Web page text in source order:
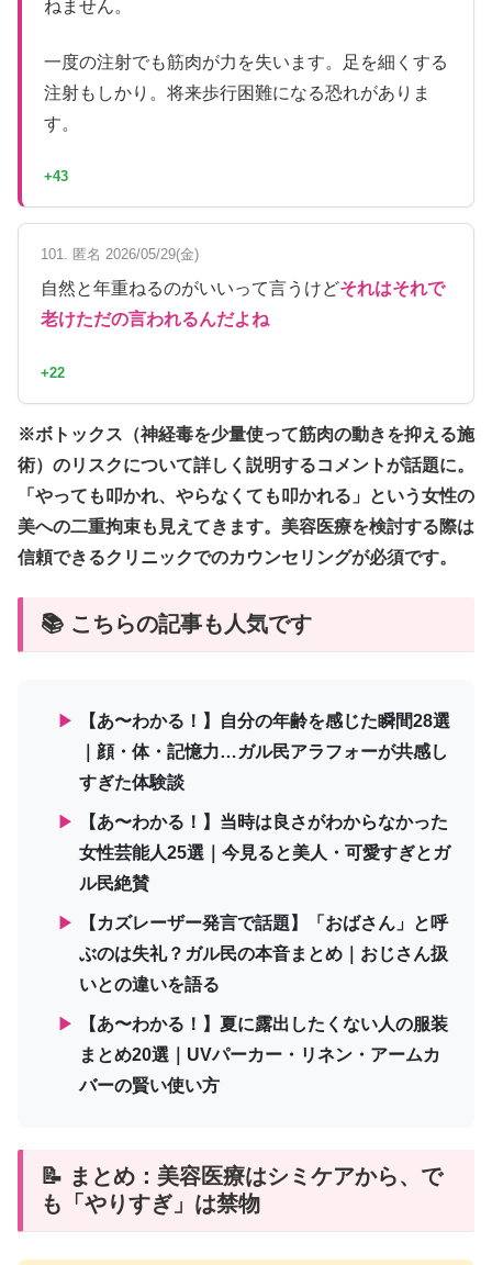
ねません。
一度の注射でも筋肉が力を失います。足を細くする
注射もしかり。将来歩行困難になる恐れがありま
す。
+43
101. 匿名 2026/05/29(金)
自然と年重ねるのがいいって言うけどそれはそれで
老けただの言われるんだよね
+22
※ボトックス（神経毒を少量使って筋肉の動きを抑える施
術）のリスクについて詳しく説明するコメントが話題に。
「やっても叩かれ、やらなくても叩かれる」という女性の
美への二重拘束も見えてきます。美容医療を検討する際は
信頼できるクリニックでのカウンセリングが必須です。
📚 こちらの記事も人気です
▶
【あ〜わかる！】自分の年齢を感じた瞬間28選
｜顔・体・記憶力…ガル民アラフォーが共感し
すぎた体験談
▶
【あ〜わかる！】当時は良さがわからなかった
女性芸能人25選｜今見ると美人・可愛すぎとガ
ル民絶賛
▶
【カズレーザー発言で話題】「おばさん」と呼
ぶのは失礼？ガル民の本音まとめ｜おじさん扱
いとの違いを語る
▶
【あ〜わかる！】夏に露出したくない人の服装
まとめ20選｜UVパーカー・リネン・アームカ
バーの賢い使い方
📝 まとめ：美容医療はシミケアから、で
も「やりすぎ」は禁物